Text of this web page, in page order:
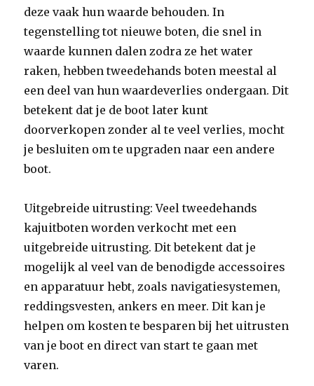
deze vaak hun waarde behouden. In
tegenstelling tot nieuwe boten, die snel in
waarde kunnen dalen zodra ze het water
raken, hebben tweedehands boten meestal al
een deel van hun waardeverlies ondergaan. Dit
betekent dat je de boot later kunt
doorverkopen zonder al te veel verlies, mocht
je besluiten om te upgraden naar een andere
boot.
Uitgebreide uitrusting: Veel tweedehands
kajuitboten worden verkocht met een
uitgebreide uitrusting. Dit betekent dat je
mogelijk al veel van de benodigde accessoires
en apparatuur hebt, zoals navigatiesystemen,
reddingsvesten, ankers en meer. Dit kan je
helpen om kosten te besparen bij het uitrusten
van je boot en direct van start te gaan met
varen.